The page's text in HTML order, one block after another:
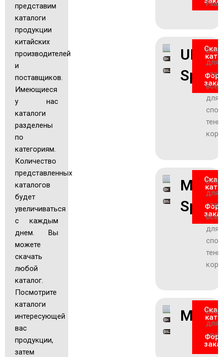
представим
каталоги
продукции
китайских
производителей
и
поставщиков.
Имеющиеся
у нас
каталоги
разделены
по
категориям.
Количество
представленных
каталогов
будет
увеличиваться
с каждым
днем. Вы
можете
скачать
любой
каталог.
Посмотрите
каталоги
интересующей
вас
продукции,
затем
UNİ
Sport
Все
для
все
для
Все
для
все
для
Все
для